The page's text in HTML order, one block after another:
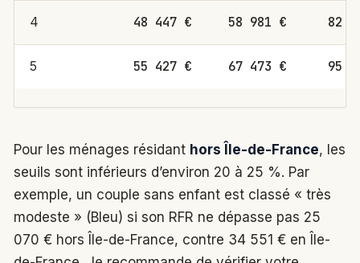
4 48 447 € 58 981 € 82
5 55 427 € 67 473 € 95
Pour les ménages résidant hors Île-de-France, les
seuils sont inférieurs d’environ 20 à 25 %. Par
exemple, un couple sans enfant est classé « très
modeste » (Bleu) si son RFR ne dépasse pas 25
070 € hors Île-de-France, contre 34 551 € en Île-